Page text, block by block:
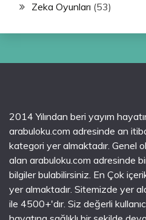
Zeka Oyunları (53)
2014 Yılından beri yayım
arabuloku.com adresinde an
kategori yer almaktadır. Genel
alan arabuloku.com adresinde
bilgiler bulabilirsiniz. En Çok
yer almaktadır. Sitemizde yer
ile 4500+'dır. Siz değerli